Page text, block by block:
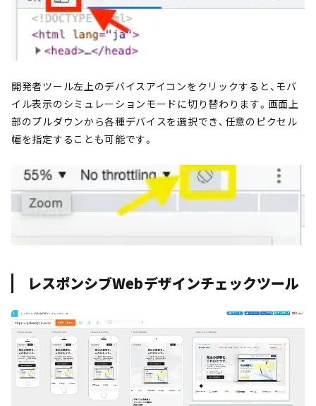
開発者ツール左上のデバイスアイコンをクリックすると、モバ
イル表示のシミュレーションモードに切り替わります。画面上
部のプルダウンから各種デバイスを選択でき、任意のピクセル
幅を指定することも可能です。
レスポンシブWebデザインチェックツール